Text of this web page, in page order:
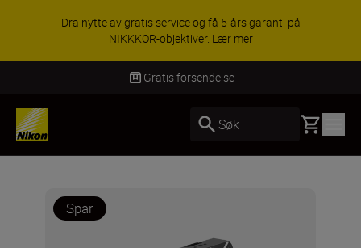
ACCESSORY SAVINGS | Få 15 % rabatt på
utvalgt tilbehør, gjør fotoutstyret komplett i dag.
KJØP NÅ
Levering innen 3–6 virkedager
Søk Basket
Spar